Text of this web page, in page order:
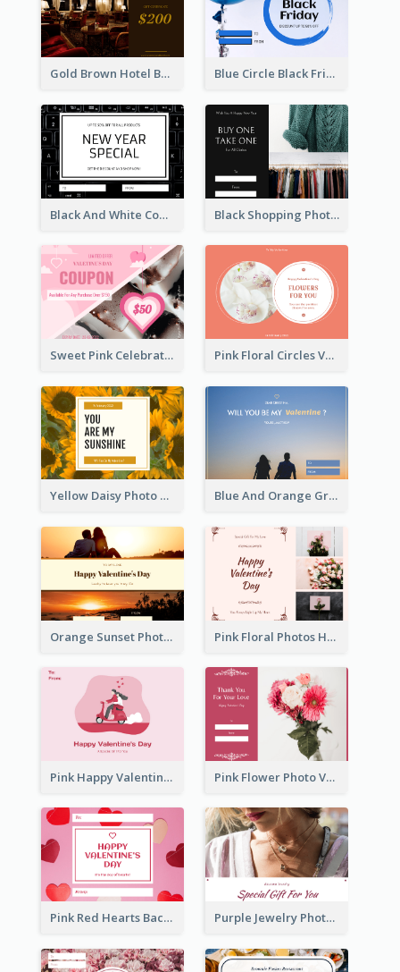
Gold Brown Hotel Booking Gift Card Blue Circle Black Friday Sale Gift Card
Black And White Computer Photo New Year Gift Card Black Shopping Photo New Year Sale Gift Card
Sweet Pink Celebration Gift Card Template Design Pink Floral Circles Valentines Day Gift Card
Yellow Daisy Photo Valentines Day Gift Card Blue And Orange Gradient Photo Valentines Day Gift Card
Orange Sunset Photo Valentines Day Gift Card Pink Floral Photos Happy Valentines Day Gift Card
Pink Happy Valentine's Day Illustration Gift Card Pink Flower Photo Valentine's Day Gift Card
Pink Red Hearts Background Valentine's Day Gift Card Purple Jewelry Photo Special Gift For You Gift Card